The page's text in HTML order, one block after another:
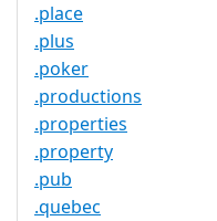
.place
.plus
.poker
.productions
.properties
.property
.pub
.quebec